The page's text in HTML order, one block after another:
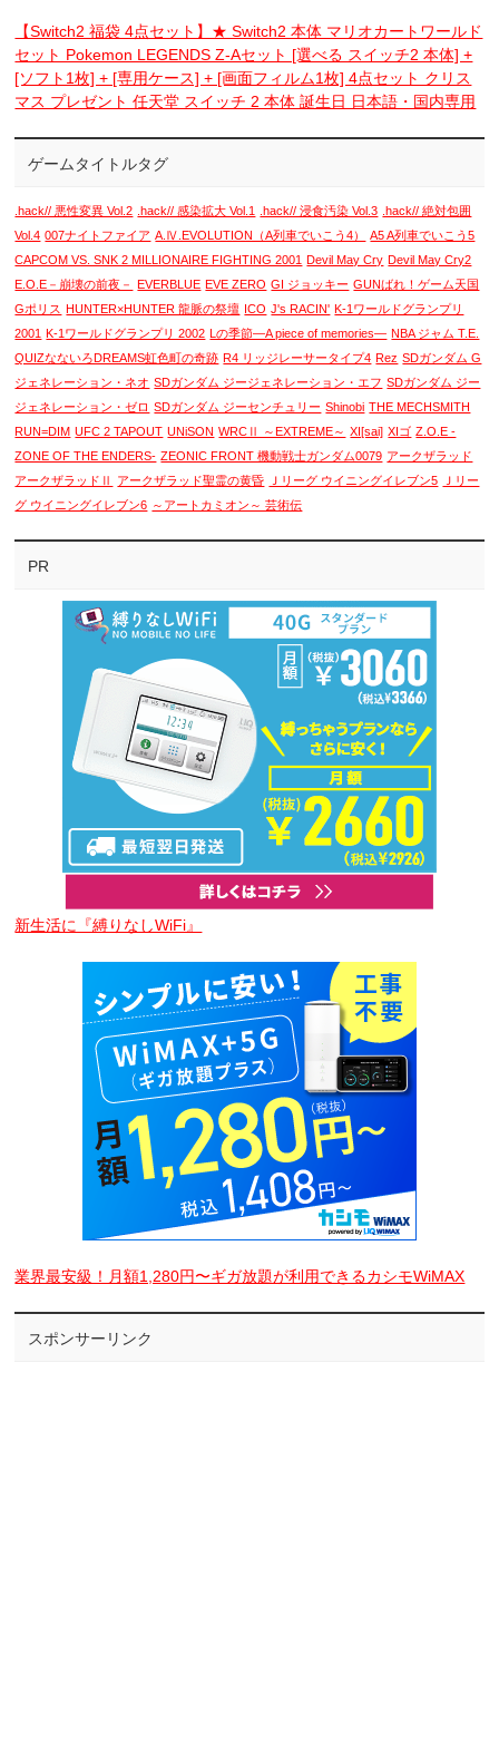
【Switch2 福袋 4点セット】★ Switch2 本体 マリオカートワールド
セット Pokemon LEGENDS Z-Aセット [選べる スイッチ2 本体] +
[ソフト1枚] + [専用ケース] + [画面フィルム1枚] 4点セット クリス
マス プレゼント 任天堂 スイッチ 2 本体 誕生日 日本語・国内専用
ゲームタイトルタグ
.hack// 悪性変異 Vol.2 .hack// 感染拡大 Vol.1 .hack// 浸食汚染 Vol.3 .hack// 絶対包囲
Vol.4 007ナイトファイア A.Ⅳ.EVOLUTION（A列車でいこう4）
A5 A列車でいこう5
CAPCOM VS. SNK 2 MILLIONAIRE FIGHTING 2001 Devil May Cry Devil May Cry2
E.O.E－崩壊の前夜－
EVERBLUE EVE ZERO GI ジョッキー GUNばれ！ゲーム天国
Gポリス HUNTER×HUNTER 龍脈の祭壇 ICO J's RACIN' K-1ワールドグランプリ
2001 K-1ワールドグランプリ 2002 Lの季節―A piece of memories― NBA ジャム T.E.
QUIZなないろDREAMS虹色町の奇跡 R4 リッジレーサータイプ4 Rez SDガンダム G
ジェネレーション・ネオ SDガンダム ジージェネレーション・エフ SDガンダム ジー
ジェネレーション・ゼロ SDガンダム ジーセンチュリー Shinobi THE MECHSMITH
RUN=DIM UFC 2 TAPOUT UNiSON WRCⅡ ～EXTREME～ XI[sai] XIゴ Z.O.E -
ZONE OF THE ENDERS- ZEONIC FRONT 機動戦士ガンダム0079 アークザラッド
アークザラッドⅡ
アークザラッド聖霊の黄昏 Ｊリーグ ウイニングイレブン5
Ｊリー
グ ウイニングイレブン6 ～アートカミオン～ 芸術伝
PR
新生活に『縛りなしWiFi』
業界最安級！月額1,280円〜ギガ放題が利用できるカシモWiMAX
スポンサーリンク